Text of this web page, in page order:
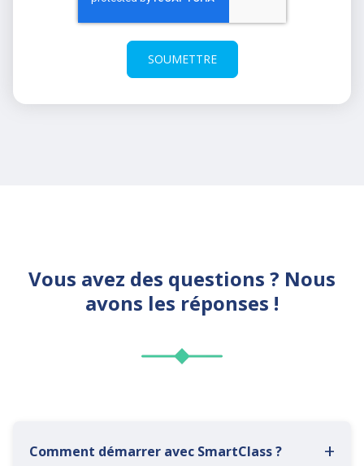
Vous avez des questions ? Nous
avons les réponses !
Comment démarrer avec SmartClass ? +